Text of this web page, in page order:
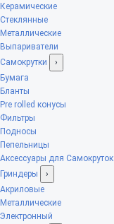
Керамические
Стеклянные
Металлические
Выпариватели
Самокрутки
›
Бумага
Бланты
Pre rolled конусы
Фильтры
Подносы
Пепельницы
Аксессуары для Самокруток
Гриндеры
›
Акриловые
Металлические
Электронный